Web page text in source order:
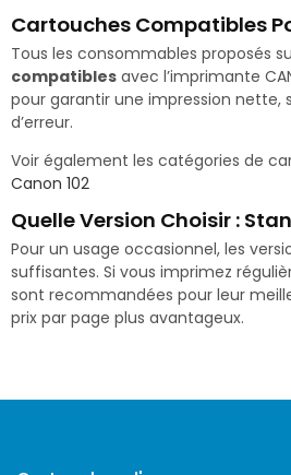
Cartouches Compatibles
Tous les consommables proposés
compatibles avec l’imprimante
pour garantir une impression nette,
d’erreur.
Voir également les catégories de
Canon 102
Quelle Version Choisir :
Pour un usage occasionnel, les
suffisantes. Si vous imprimez
sont recommandées pour leur
prix par page plus avantageux.